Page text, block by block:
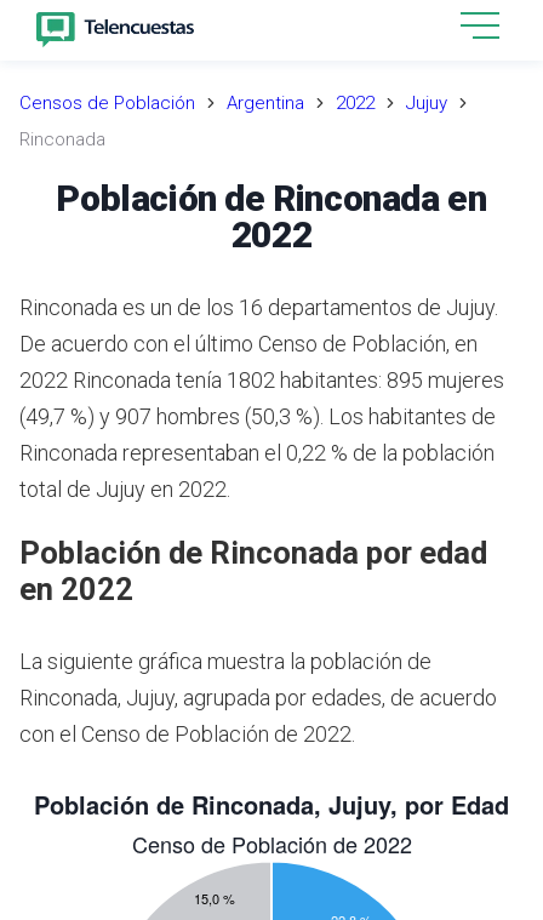
Censos de Población Argentina 2022
Jujuy
Rinconada
Población de Rinconada en
2022
Rinconada es un de los 16 departamentos de Jujuy.
De acuerdo con el último Censo de Población, en
2022 Rinconada tenía 1802 habitantes: 895 mujeres
(49,7 %) y 907 hombres (50,3 %). Los habitantes de
Rinconada representaban el 0,22 % de la población
total de Jujuy en 2022.
Población de Rinconada por edad
en 2022
La siguiente gráfica muestra la población de
Rinconada, Jujuy, agrupada por edades, de acuerdo
con el Censo de Población de 2022.